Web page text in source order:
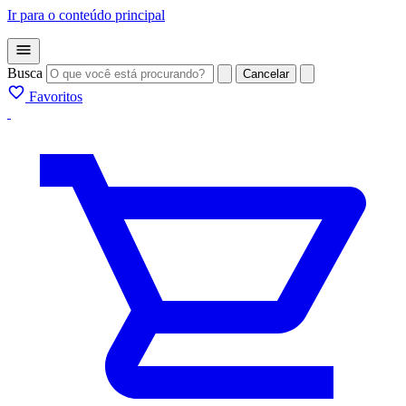
Ir para o conteúdo principal
Busca Cancelar
Favoritos